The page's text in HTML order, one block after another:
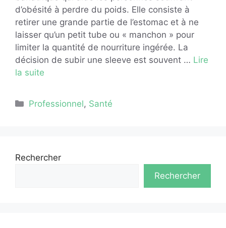
d’obésité à perdre du poids. Elle consiste à
retirer une grande partie de l’estomac et à ne
laisser qu’un petit tube ou « manchon » pour
limiter la quantité de nourriture ingérée. La
décision de subir une sleeve est souvent … Lire
la suite
Catégories
Professionnel, Santé
Rechercher
Rechercher